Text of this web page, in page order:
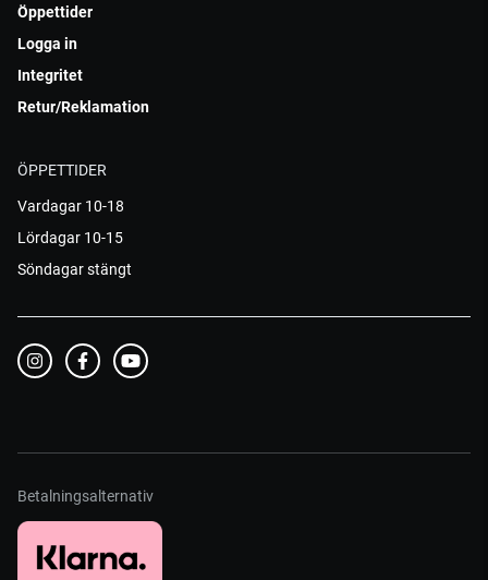
Öppettider
Logga in
Integritet
Retur/Reklamation
ÖPPETTIDER
Vardagar 10-18
Lördagar 10-15
Söndagar stängt
Betalningsalternativ